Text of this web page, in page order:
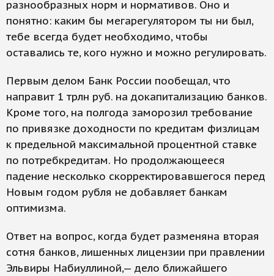
разнообразных норм и нормативов. Оно и
понятно: каким бы мегарегулятором ты ни был,
тебе всегда будет необходимо, чтобы
оставались те, кого нужно и можно регулировать.
Первым делом Банк России пообещал, что
направит 1 трлн руб. на докапитализацию банков.
Кроме того, на полгода заморозил требование
по привязке доходности по кредитам физлицам
к предельной максимальной процентной ставке
по потребкредитам. Но продолжающееся
падение несколько скорректировавшегося перед
Новым годом рубля не добавляет банкам
оптимизма.
Ответ на вопрос, когда будет разменяна вторая
сотня банков, лишенных лицензии при правлении
Эльвиры Набиуллиной,— дело ближайшего